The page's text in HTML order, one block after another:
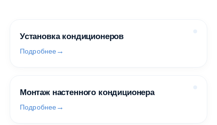
Установка кондиционеров
Подробнее
Монтаж настенного кондиционера
Подробнее